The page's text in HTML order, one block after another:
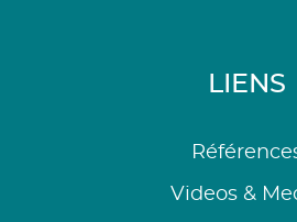
LIENS
Videos &